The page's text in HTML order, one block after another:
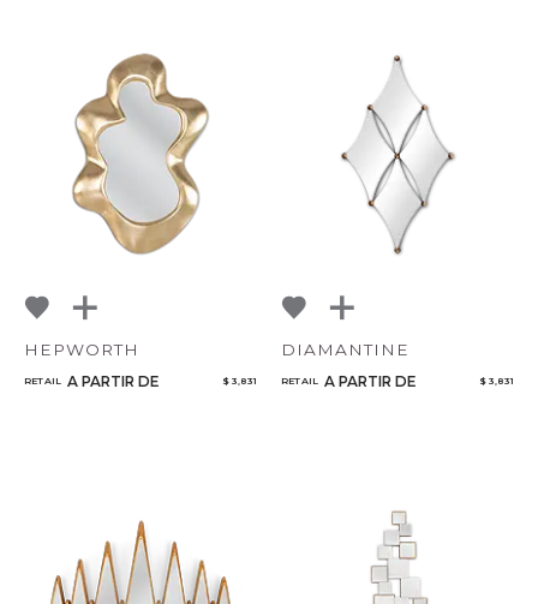
HEPWORTH
RETAIL A PARTIR DE $ 3,831
DIAMANTINE
RETAIL A PARTIR DE $ 3,831